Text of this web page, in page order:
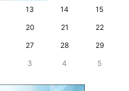
13 14
15
20 21
22
27 28
29
3 4 5